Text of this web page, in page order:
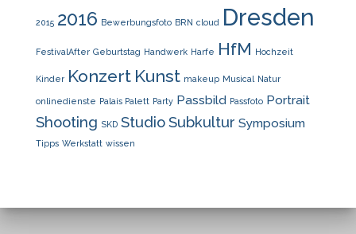
2015 2016 Bewerbungsfoto BRN cloud Dresden
FestivalAfter Geburtstag Handwerk Harfe HfM Hochzeit
Kinder Konzert Kunst makeup Musical Natur
onlinedienste Palais Palett Party Passbild Passfoto Portrait
Shooting SKD StudioSubkultur Symposium
Tipps Werkstatt wissen